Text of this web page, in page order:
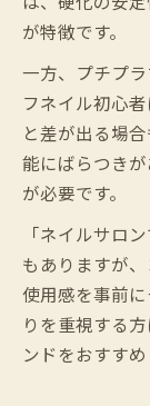
が特徴です。
一方、プチプ
フネイル初心
と差が出る場
能にばらつき
が必要です。
「ネイルサロ
もありますが
使用感を事前
りを重視する
ンドをおすすめ